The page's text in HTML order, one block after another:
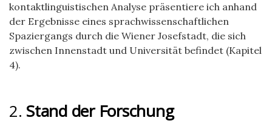
kontaktlinguistischen Analyse präsentiere ich anhand
der Ergebnisse eines sprachwissenschaftlichen
Spaziergangs durch die Wiener Josefstadt, die sich
zwischen Innenstadt und Universität befindet (Kapitel
4).
2. Stand der Forschung